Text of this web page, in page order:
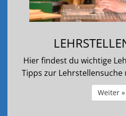
Hier findest du wichtige
Tipps zur Lehrstellensuche
Weiter »